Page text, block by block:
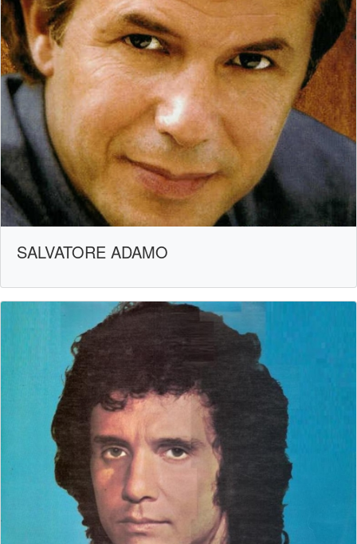
SALVATORE ADAMO